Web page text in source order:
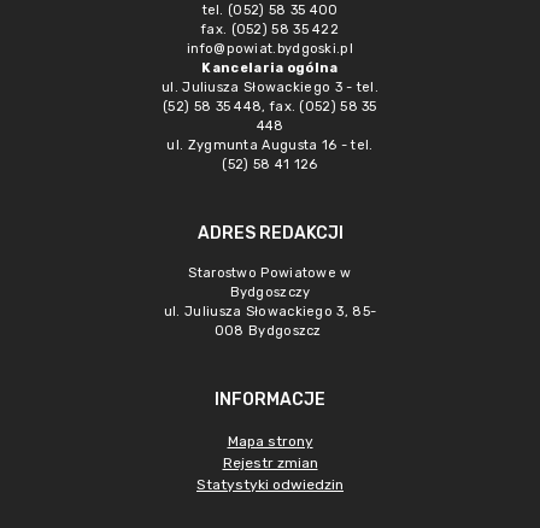
tel. (052) 58 35 400
fax. (052) 58 35 422
info@powiat.bydgoski.pl
Kancelaria ogólna
ul. Juliusza Słowackiego 3 - tel.
(52) 58 35 448, fax. (052) 58 35
448
ul. Zygmunta Augusta 16 - tel.
(52) 58 41 126
ADRES REDAKCJI
Starostwo Powiatowe w
Bydgoszczy
ul. Juliusza Słowackiego 3, 85-
008 Bydgoszcz
INFORMACJE
Mapa strony
Rejestr zmian
Statystyki odwiedzin